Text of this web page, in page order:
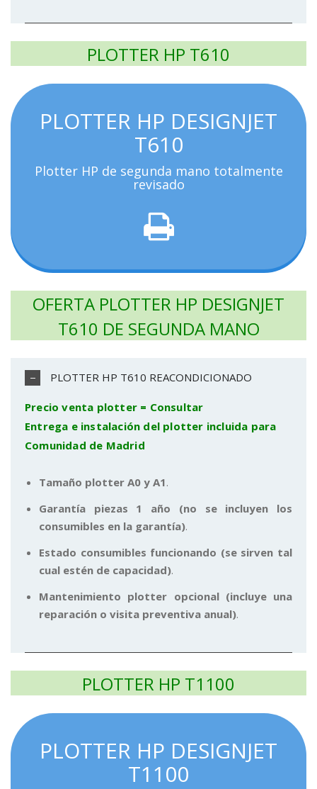
PLOTTER HP T610
PLOTTER HP DESIGNJET
T610
Plotter HP de segunda mano totalmente
revisado
OFERTA PLOTTER HP DESIGNJET
T610 DE SEGUNDA MANO
PLOTTER HP T610 REACONDICIONADO
Precio venta plotter = Consultar
Entrega e instalación del plotter incluida para
Comunidad de Madrid
Tamaño plotter A0 y A1.
Garantía piezas 1 año (no se incluyen los
consumibles en la garantía).
Estado consumibles funcionando (se sirven tal
cual estén de capacidad).
Mantenimiento plotter opcional (incluye una
reparación o visita preventiva anual).
PLOTTER HP T1100
PLOTTER HP DESIGNJET
T1100